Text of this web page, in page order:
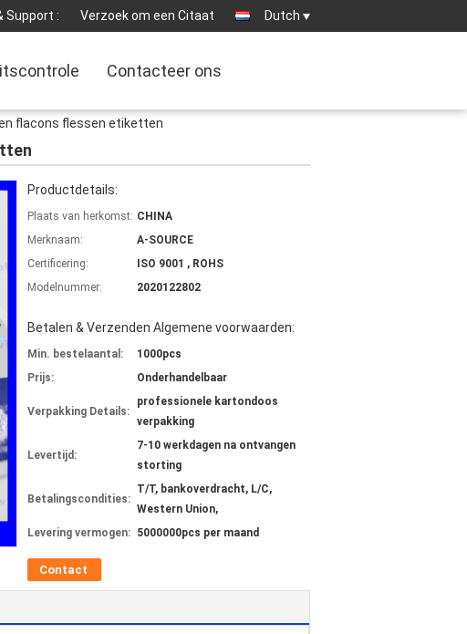
Support : Verzoek om een Citaat Dutch
Contacteer ons
flacons flessen etiketten
Productdetails:
Plaats van herkomst: CHINA
Merknaam:
A-SOURCE
Certificering:
ISO 9001 , ROHS
Modelnummer:
2020122802
Betalen & Verzenden Algemene voorwaarden:
Min. bestelaantal:
1000pcs
Prijs:
Onderhandelbaar
Verpakking Details:
professionele kartondoos
verpakking
Levertijd:
7-10 werkdagen na ontvangen
storting
Betalingscondities:
T/T, bankoverdracht, L/C,
Western Union,
Levering vermogen: 5000000pcs per maand
Contact